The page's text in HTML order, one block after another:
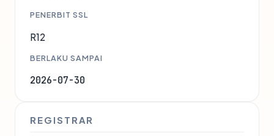
PENERBIT SSL
R12
BERLAKU SAMPAI
2026-07-30
REGISTRAR